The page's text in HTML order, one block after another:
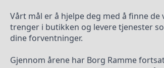
Vårt mål er å hjelpe deg med å finne de
trenger i butikken og levere tjenester
dine forventninger.
Gjennom årene har Borg Ramme